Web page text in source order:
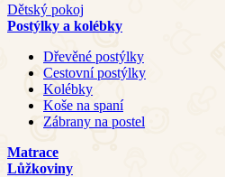
Dětský pokoj
Postýlky a kolébky
Dřevěné postýlky
Cestovní postýlky
Kolébky
Koše na spaní
Zábrany na postel
Matrace
Lůžkoviny